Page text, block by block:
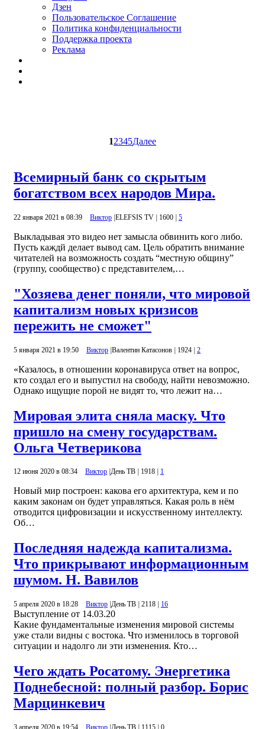
Дзен
Пользовательское Соглашение
Политика конфиденциальности
Поддержка проекта
Реклама
12345Далее
Всемирный банк со скрытым
богатством всех народов Мира.
22 января 2021 в 08:39 Виктор |ELEFSIS TV | 1600 | 5
Выкладывая это видео нет замысла обвинить кого либо.
Пусть каждй делает вывод сам. Цель обратить внимание
читателей на возможность создать “местную общину”
(группу, сообщество) с представителем,…
"Хозяева денег поняли, что мировой
капитализм новых кризисов
пережить не сможет"
5 января 2021 в 19:50 Виктор |Валентин Катасонов | 1924 | 2
«Казалось, в отношении коронавируса ответ на вопрос,
кто создал его и выпустил на свободу, найти невозможно.
Однако ищущие порой не видят то, что лежит на…
Мировая элита сняла маску. Что
пришло на смену государствам.
Ольга Четверикова
12 июня 2020 в 08:34 Виктор День ТВ 1918 1
Новый мир построен: какова его архитектура, кем и по
каким законам он будет управляться. Какая роль в нём
отводится цифровизации и искусственному интеллекту.
Об…
Последняя надежда капитализма.
Что прикрывают информационным
шумом. Н. Вавилов
5 апреля 2020 в 18:28 Виктор День ТВ 2118 16
Выступление от 14.03.20
Какие фундаментальные изменения мировой системы
уже стали видны с востока. Что изменилось в торговой
ситуации и надолго ли эти изменения. Кто…
Чего ждать Росатому. Энергетика
Поднебесной: полный разбор. Борис
Марцинкевич
3 апреля 2020 в 19:54 Виктор День ТВ 1115 0